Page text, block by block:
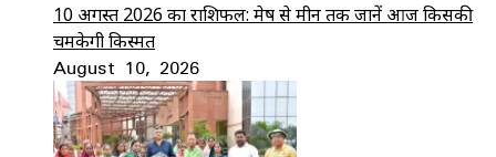
10 अगस्त 2026 का राशिफल: मेष से मीन तक जानें आज किसकी
चमकेगी किस्मत
August 10, 2026